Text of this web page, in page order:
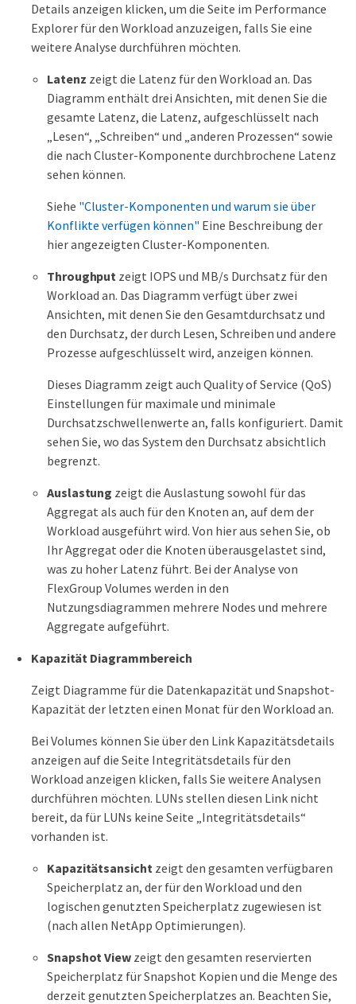
Details anzeigen klicken, um die Seite im Performance
Explorer für den Workload anzuzeigen, falls Sie eine
weitere Analyse durchführen möchten.
Latenz zeigt die Latenz für den Workload an. Das
Diagramm enthält drei Ansichten, mit denen Sie die
gesamte Latenz, die Latenz, aufgeschlüsselt nach
„Lesen“, „Schreiben“ und „anderen Prozessen“ sowie
die nach Cluster-Komponente durchbrochene Latenz
sehen können.
Siehe "Cluster-Komponenten und warum sie über
Konflikte verfügen können" Eine Beschreibung der
hier angezeigten Cluster-Komponenten.
Throughput zeigt IOPS und MB/s Durchsatz für den
Workload an. Das Diagramm verfügt über zwei
Ansichten, mit denen Sie den Gesamtdurchsatz und
den Durchsatz, der durch Lesen, Schreiben und andere
Prozesse aufgeschlüsselt wird, anzeigen können.
Dieses Diagramm zeigt auch Quality of Service (QoS)
Einstellungen für maximale und minimale
Durchsatzschwellenwerte an, falls konfiguriert. Damit
sehen Sie, wo das System den Durchsatz absichtlich
begrenzt.
Auslastung zeigt die Auslastung sowohl für das
Aggregat als auch für den Knoten an, auf dem der
Workload ausgeführt wird. Von hier aus sehen Sie, ob
Ihr Aggregat oder die Knoten überausgelastet sind,
was zu hoher Latenz führt. Bei der Analyse von
FlexGroup Volumes werden in den
Nutzungsdiagrammen mehrere Nodes und mehrere
Aggregate aufgeführt.
Kapazität Diagrammbereich
Zeigt Diagramme für die Datenkapazität und Snapshot-
Kapazität der letzten einen Monat für den Workload an.
Bei Volumes können Sie über den Link Kapazitätsdetails
anzeigen auf die Seite Integritätsdetails für den
Workload anzeigen klicken, falls Sie weitere Analysen
durchführen möchten. LUNs stellen diesen Link nicht
bereit, da für LUNs keine Seite „Integritätsdetails“
vorhanden ist.
Kapazitätsansichtzeigt den gesamten verfügbaren
Speicherplatz an, der für den Workload und den
logischen genutzten Speicherplatz zugewiesen ist
(nach allen NetApp Optimierungen).
Snapshot Viewzeigt den gesamten reservierten
Speicherplatz für Snapshot Kopien und die Menge des
derzeit genutzten Speicherplatzes an. Beachten Sie,